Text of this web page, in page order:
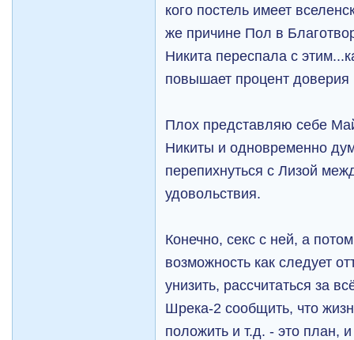
кого постель имеет
же причине Пол в
Никита переспала с
повышает процент доверия
Плох представляю себе
Никиты и одновременно
перепихнуться с Лизой
удовольствия.
Конечно, секс с ней, а
возможность как следует
унизить, рассчитаться за
Шрека-2 сообщить, что
положить и т.д. - это план,